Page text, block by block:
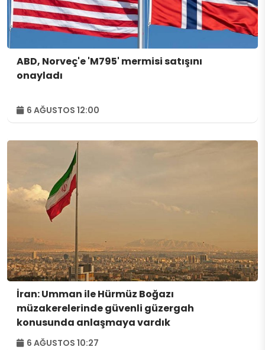
ABD, Norveç'e 'M795' mermisi satışını
onayladı
6 AĞUSTOS 12:00
İran: Umman ile Hürmüz Boğazı
müzakerelerinde güvenli güzergah
konusunda anlaşmaya vardık
6 AĞUSTOS 10:27